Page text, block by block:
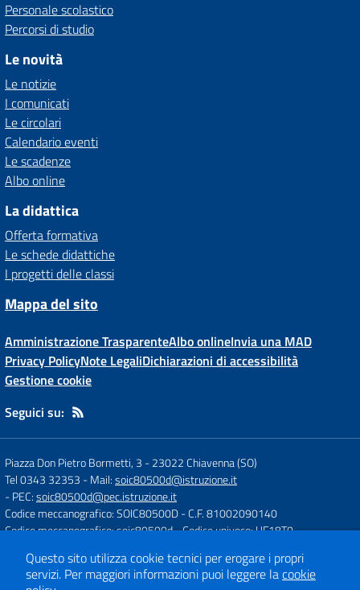
Personale scolastico
Percorsi di studio
Le novità
Le notizie
I comunicati
Le circolari
Calendario eventi
Le scadenze
Albo online
La didattica
Offerta formativa
Le schede didattiche
I progetti delle classi
Mappa del sito
Amministrazione TrasparenteAlbo onlineInvia una MAD
Privacy PolicyNote LegaliDichiarazioni di accessibilità
Gestione cookie
Seguici su:
Piazza Don Pietro Bormetti, 3 -23022 Chiavenna (SO)
Tel 0343 32353 - Mail:soic80500d@istruzione.it
- PEC:soic80500d@pec.istruzione.it
Codice meccanografico: SOIC80500D- C.F. 81002090140
Codice meccanografico: soic80500d- Codice univoco: UF18T0
Concept & Design by
Designers Italia
Questo sito utilizza cookie tecnici per erogare i propri
servizi. Per maggiori informazioni puoi leggere lacookie